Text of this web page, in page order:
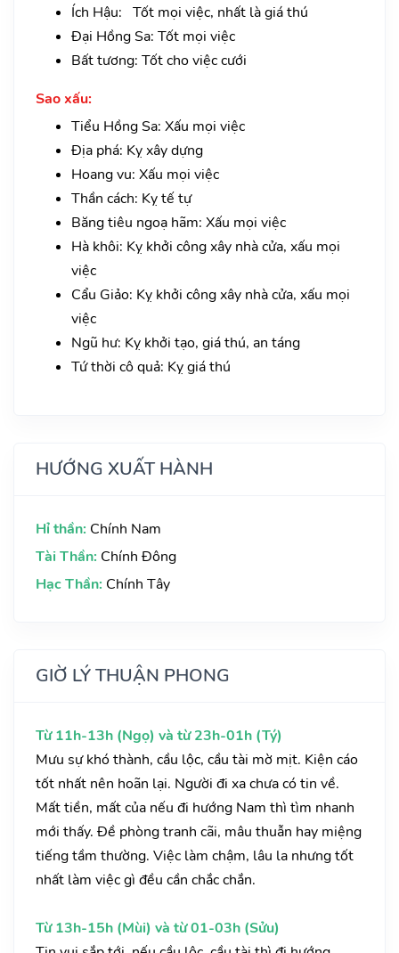
Ích Hậu: Tốt mọi việc, nhất là giá thú
Đại Hồng Sa: Tốt mọi việc
Bất tương: Tốt cho việc cưới
Sao xấu:
Tiểu Hồng Sa: Xấu mọi việc
Địa phá: Kỵ xây dựng
Hoang vu: Xấu mọi việc
Thần cách: Kỵ tế tự
Băng tiêu ngoạ hãm: Xấu mọi việc
Hà khôi: Kỵ khởi công xây nhà cửa, xấu mọi
việc
Cẩu Giảo: Kỵ khởi công xây nhà cửa, xấu mọi
việc
Ngũ hư: Kỵ khởi tạo, giá thú, an táng
Tứ thời cô quả: Kỵ giá thú
HƯỚNG XUẤT HÀNH
Hỉ thần: Chính Nam
Tài Thần: Chính Đông
Hạc Thần: Chính Tây
GIỜ LÝ THUẬN PHONG
Từ 11h-13h (Ngọ) và từ 23h-01h (Tý)
Mưu sự khó thành, cầu lộc, cầu tài mờ mịt. Kiện cáo
tốt nhất nên hoãn lại. Người đi xa chưa có tin về.
Mất tiền, mất của nếu đi hướng Nam thì tìm nhanh
mới thấy. Đề phòng tranh cãi, mâu thuẫn hay miệng
tiếng tầm thường. Việc làm chậm, lâu la nhưng tốt
nhất làm việc gì đều cần chắc chắn.
Từ 13h-15h (Mùi) và từ 01-03h (Sửu)